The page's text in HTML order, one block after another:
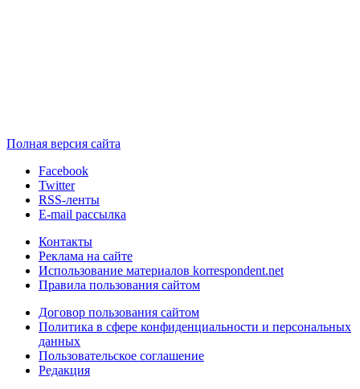
Полная версия сайта
Facebook
Twitter
RSS-ленты
E-mail рассылка
Контакты
Реклама на сайте
Использование материалов korrespondent.net
Правила пользования сайтом
Договор пользования сайтом
Политика в сфере конфиденциальности и персональных
данных
Пользовательское соглашение
Редакция